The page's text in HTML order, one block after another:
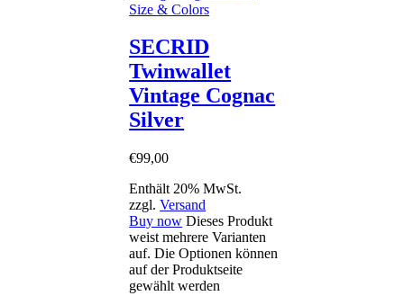
Size & Colors
SECRID
Twinwallet
Vintage Cognac
Silver
€99,00
Enthält 20% MwSt.
zzgl.Versand
Buy now Dieses Produkt
weist mehrere Varianten
auf. Die Optionen können
auf der Produktseite
gewählt werden